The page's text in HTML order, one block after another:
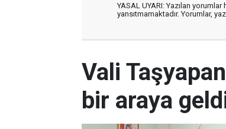
YASAL UYARI: Yazılan
yansıtmamaktadır. Yorumlar,
Vali
bir araya